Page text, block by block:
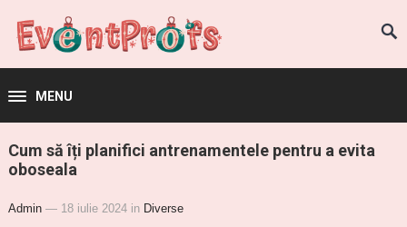
MENU
Cum să îți planifici antrenamentele pentru a evita
oboseala
Admin — 18 iulie 2024 in Diverse